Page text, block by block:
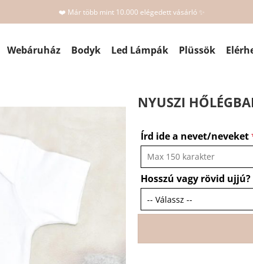
❤️ Már több mint 10.000 elégedett vásárló ✨
Webáruház Bodyk Led Lámpák Plüssök
NYUSZI
Írd ide a nevet/neveket
Hosszú vagy rövid ujjú?